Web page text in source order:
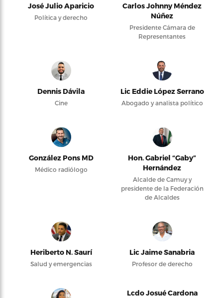
José Julio Aparicio
Política y derecho
Carlos Johnny Méndez
Núñez
Presidente Cámara de
Representantes
Dennis Dávila
Cine
Lic Eddie López Serrano
Abogado y analista político
González Pons MD
Médico radiólogo
Hon. Gabriel “Gaby”
Hernández
Alcalde de Camuy y
presidente de la Federación
de Alcaldes
Heriberto N. Saurí
Salud y emergencias
Lic Jaime Sanabria
Profesor de derecho
Lcdo Josué Cardona